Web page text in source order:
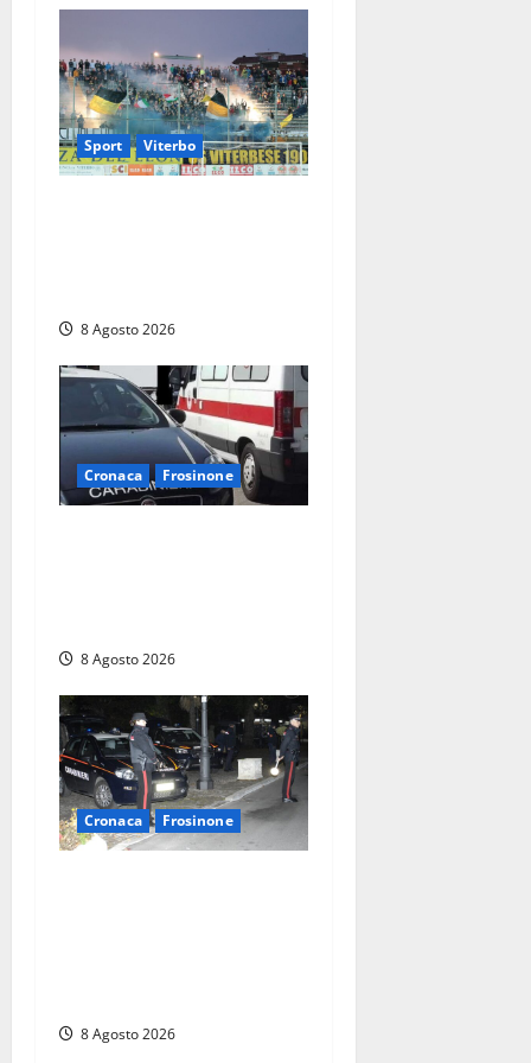
Sport Viterbo
8 Agosto 2026
Cronaca Frosinone
8 Agosto 2026
Cronaca Frosinone
8 Agosto 2026